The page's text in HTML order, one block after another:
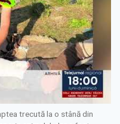
trecută la o stână din